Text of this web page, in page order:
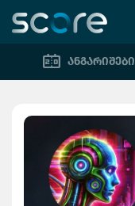
ანგარიშები